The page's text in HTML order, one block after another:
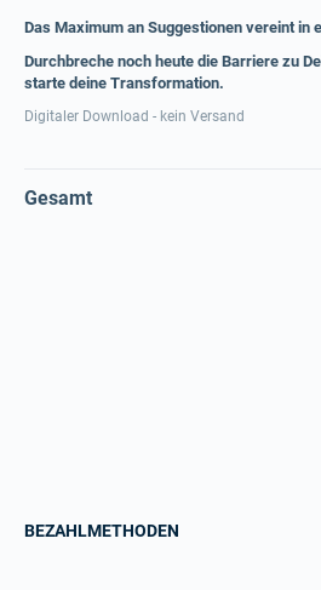
Das Maximum an Suggestionen vereint in
Durchbreche noch heute die Barriere zu
starte deine Transformation.
Digitaler Download - kein Versand
Gesamt
BEZAHLMETHODEN